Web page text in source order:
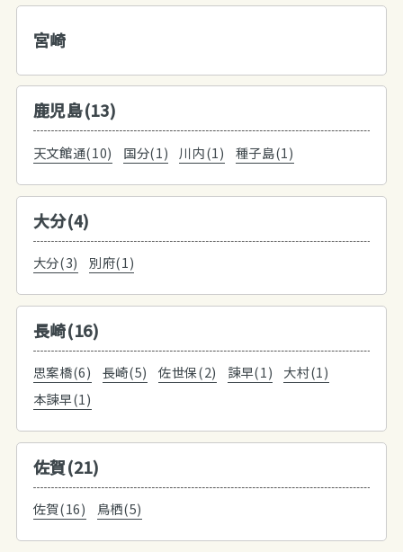
宮崎
鹿児島(13)
天文館通(10) 国分(1) 川内(1) 種子島(1)
大分(4)
大分(3) 別府(1)
長崎(16)
思案橋(6) 長崎(5) 佐世保(2) 諫早(1)
大村(1)
本諫早(1)
佐賀(21)
佐賀(16) 鳥栖(5)